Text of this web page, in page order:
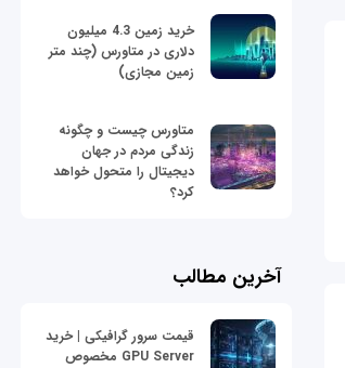
خرید زمین 4.3 میلیون
دلاری در متاورس (چند متر
زمین مجازی)
متاورس چیست و چگونه
زندگی مردم در جهان
دیجیتال را متحول خواهد
کرد؟
آخرین مطالب
قیمت سرور گرافیکی | خرید
GPU Server مخصوص